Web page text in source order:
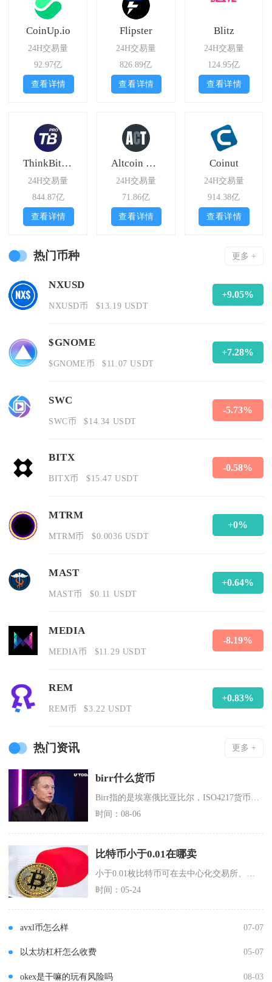
CoinUp.io
24H交易量
92.97亿
查看详情
Flipster
24H交易量
826.89亿
查看详情
Blitz
24H交易量
124.95亿
查看详情
ThinkBit Pro
24H交易量
844.87亿
查看详情
Altcoin Trader
24H交易量
71.86亿
查看详情
Coinut
24H交易量
914.38亿
查看详情
热门币种 更多 +
NXUSD
NXUSD币 $13.19 USDT
+9.05%
$GNOME
$GNOME币 $11.07 USDT
+7.28%
SWC
SWC币 $14.34 USDT
-5.73%
BITX
BITX币 $15.47 USDT
-0.58%
MTRM
MTRM币 $0.0036 USDT
+0%
MAST
MAST币 $0.11 USDT
+0.64%
MEDIA
MEDIA币 $11.29 USDT
-8.19%
REM
REM币 $3.22 USDT
+0.83%
热门资讯 更多 +
birr什么货币
时间：08-06
比特币小于0.01在哪卖
时间：05-24
avxl币怎么样 07-07
以太坊杠杆怎么收费 05-07
okex是干嘛的玩有风险吗 08-03